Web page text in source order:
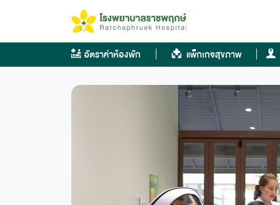
content
อัตราค่าห้องพัก แพ็กเกจสุขภาพ